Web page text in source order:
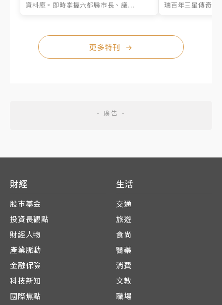
資料庫。即時掌握六都縣市長、議...
瑞百年三星傳奇、
更多特刊 →
財經
股市基金
投資長觀點
財經人物
產業脈動
金融保險
科技新知
國際焦點
生活
交通
旅遊
食尚
醫藥
消費
文教
職場